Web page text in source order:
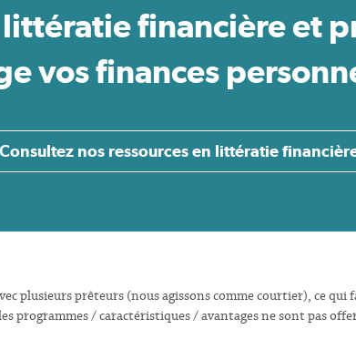
financière et
vos finances
Consultez nos ressources en littératie
plusieurs prêteurs (nous agissons comme courtier), ce
programmes / caractéristiques / avantages ne sont pas